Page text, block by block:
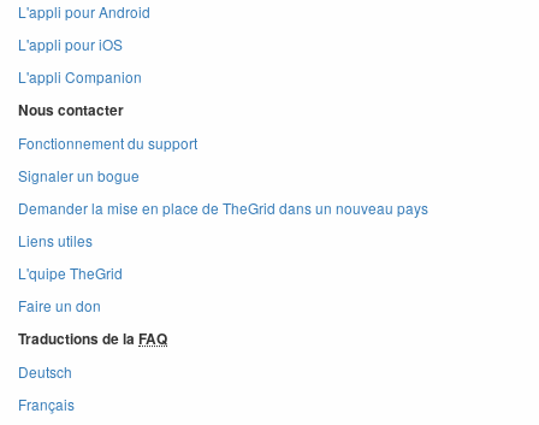
L'appli pour Android
L'appli pour iOS
L'appli Companion
Nous contacter
Fonctionnement du support
Signaler un bogue
Demander la mise en place de TheGrid dans un nouveau pays
Liens utiles
L'quipe TheGrid
Faire un don
Traductions de la FAQ
Deutsch
Français